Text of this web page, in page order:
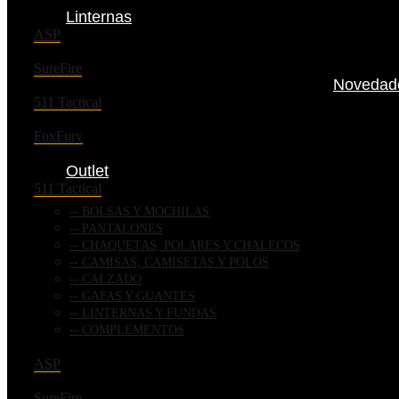
Linternas
ASP
SureFire
511 Tactical
FoxFury
Outlet
511 Tactical
BOLSAS Y MOCHILAS
PANTALONES
CHAQUETAS, POLARES Y CHALECOS
CAMISAS, CAMISETAS Y POLOS
CALZADO
GAFAS Y GUANTES
LINTERNAS Y FUNDAS
COMPLEMENTOS
ASP